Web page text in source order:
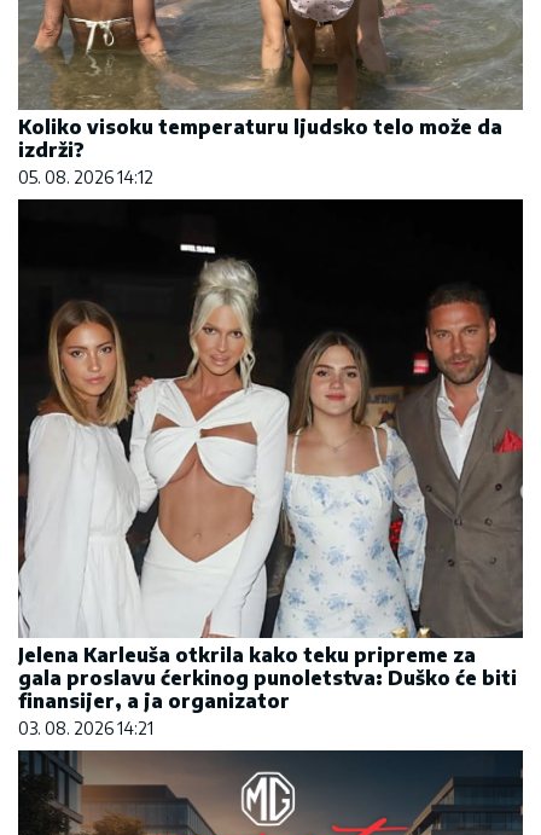
Koliko visoku temperaturu ljudsko telo može da
izdrži?
05. 08. 2026 14:12
Jelena Karleuša otkrila kako teku pripreme za
gala proslavu ćerkinog punoletstva: Duško će biti
finansijer, a ja organizator
03. 08. 2026 14:21